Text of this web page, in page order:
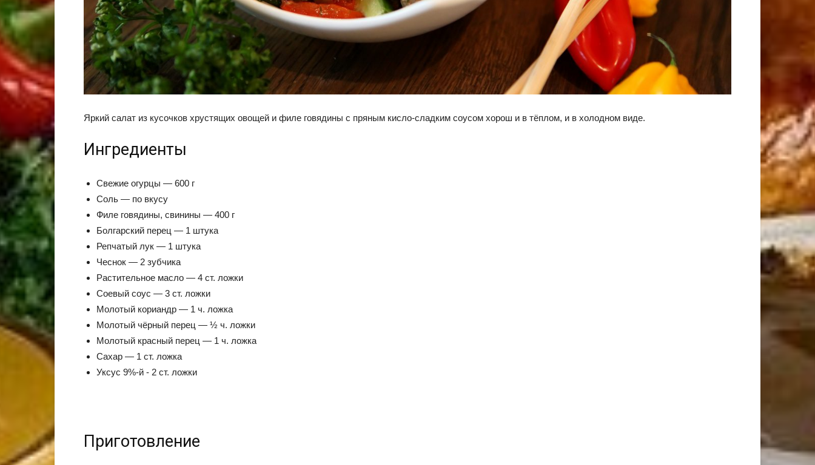
Яркий салат из кусочков хрустящих овощей и филе говядины с пряным кисло-сладким соусом хорош и в тёплом, и в холодном виде.
Ингредиенты
Свежие огурцы — 600 г
Соль — по вкусу
Филе говядины, свинины — 400 г
Болгарский перец — 1 штука
Репчатый лук — 1 штука
Чеснок — 2 зубчика
Растительное масло — 4 ст. ложки
Соевый соус — 3 ст. ложки
Молотый кориандр — 1 ч. ложка
Молотый чёрный перец — ½ ч. ложки
Молотый красный перец — 1 ч. ложка
Сахар — 1 ст. ложка
Уксус 9%-й - 2 ст. ложки
Приготовление